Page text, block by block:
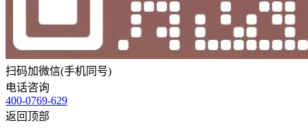
扫码加微信(手机同号)
电话咨询
400-0769-629
返回顶部